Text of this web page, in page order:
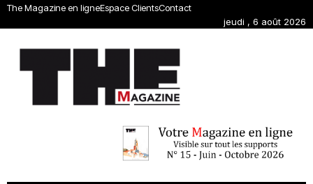
The Magazine en ligneEspace ClientsContact
jeudi , 6 août 2026